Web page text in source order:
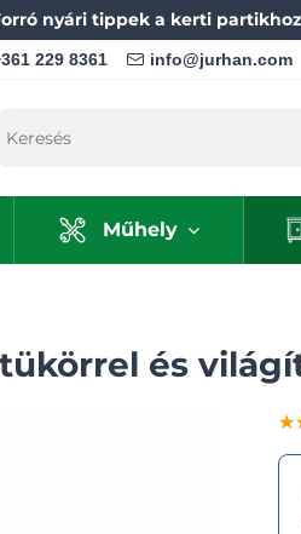
nyári tippek a kerti partikhoz
229 8361 info@jurhan.com
Műhely
és